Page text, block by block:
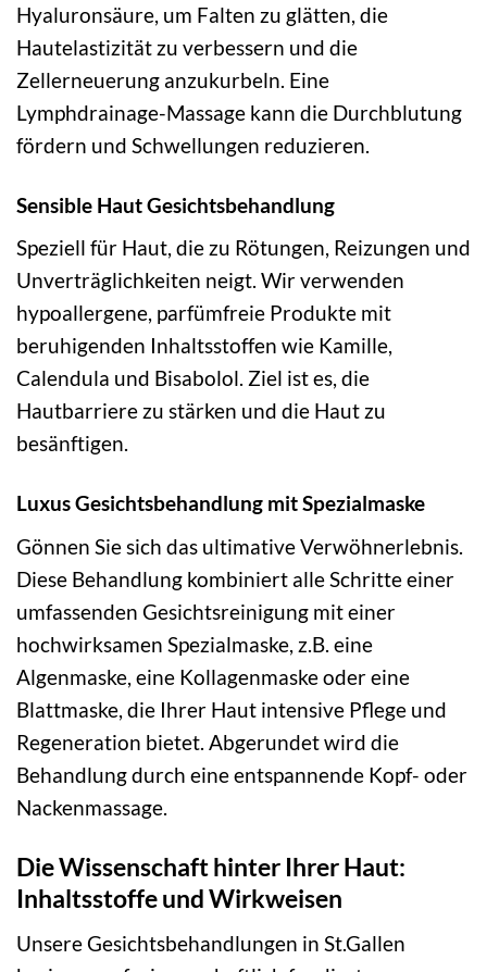
Hyaluronsäure, um Falten zu glätten, die
Hautelastizität zu verbessern und die
Zellerneuerung anzukurbeln. Eine
Lymphdrainage-Massage kann die Durchblutung
fördern und Schwellungen reduzieren.
Sensible Haut Gesichtsbehandlung
Speziell für Haut, die zu Rötungen, Reizungen und
Unverträglichkeiten neigt. Wir verwenden
hypoallergene, parfümfreie Produkte mit
beruhigenden Inhaltsstoffen wie Kamille,
Calendula und Bisabolol. Ziel ist es, die
Hautbarriere zu stärken und die Haut zu
besänftigen.
Luxus Gesichtsbehandlung mit Spezialmaske
Gönnen Sie sich das ultimative Verwöhnerlebnis.
Diese Behandlung kombiniert alle Schritte einer
umfassenden Gesichtsreinigung mit einer
hochwirksamen Spezialmaske, z.B. eine
Algenmaske, eine Kollagenmaske oder eine
Blattmaske, die Ihrer Haut intensive Pflege und
Regeneration bietet. Abgerundet wird die
Behandlung durch eine entspannende Kopf- oder
Nackenmassage.
Die Wissenschaft hinter Ihrer Haut:
Inhaltsstoffe und Wirkweisen
Unsere Gesichtsbehandlungen in St.Gallen